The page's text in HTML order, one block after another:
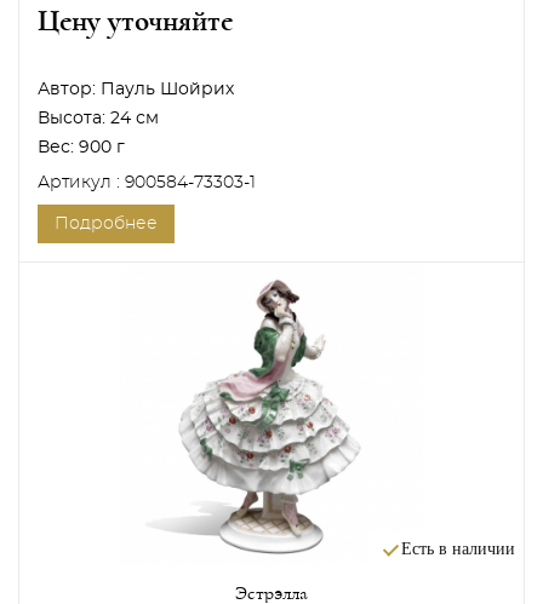
Цену уточняйте
Автор:
Пауль Шойрих
Высота: 24 см
Вес: 900 г
Артикул : 900584-73303-1
Подробнее
Есть в наличии
Эстрэлла